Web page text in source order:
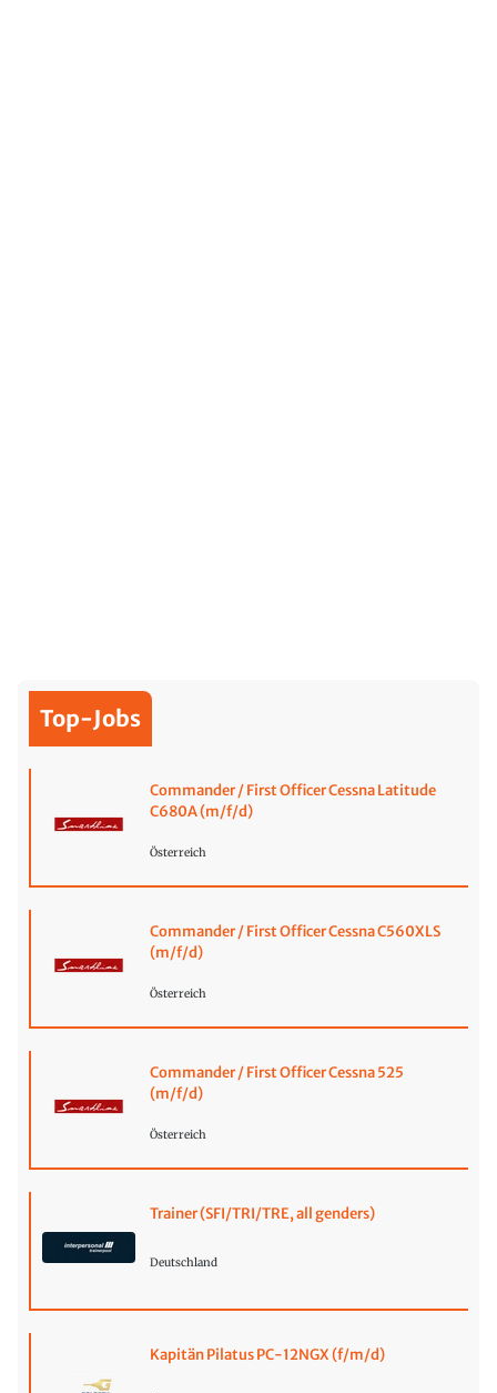
Top-Jobs
Commander / First Officer Cessna Latitude
C680A (m/f/d)
Österreich
Commander / First Officer Cessna C560XLS
(m/f/d)
Österreich
Commander / First Officer Cessna 525
(m/f/d)
Österreich
Trainer (SFI/TRI/TRE, all genders)
Deutschland
Kapitän Pilatus PC-12NGX (f/m/d)